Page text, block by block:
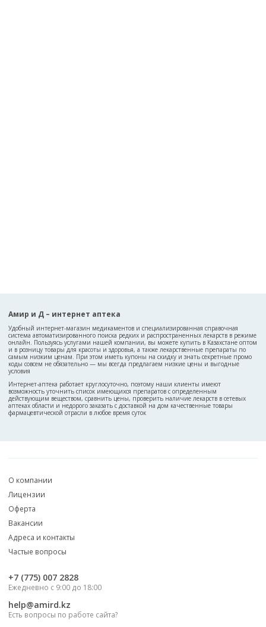
Амир и Д – интернет аптека
Удобный интернет-магазин медикаментов и специализированная справочная
система автоматизированного поиска редких и распространенных лекарств в режиме
онлайн. Пользуясь услугами нашей компании, вы можете купить в Казахстане оптом
и в розницу товары для красоты и здоровья, а также лекарственные препараты по
самым низким ценам. При этом иметь купоны на скидку и знать секретные промо
коды совсем не обязательно — мы всегда предлагаем низкие цены и выгодные
условия
Интернет-аптека работает круглосуточно, поэтому наши клиенты имеют
возможность уточнить список имеющихся препаратов с определенным
действующим веществом, сравнить цены, проверить наличие лекарств в сетевых
аптеках области и недорого заказать с доставкой на дом качественные товары
фармацевтической отрасли в любое время суток
О компании
Лицензии
Оферта
Вакансии
Адреса и контакты
Частые вопросы
‎+7 (775) 007 2828
Ежедневно с 9:00 до 18:00
help@amird.kz
Есть вопросы по работе сайта?